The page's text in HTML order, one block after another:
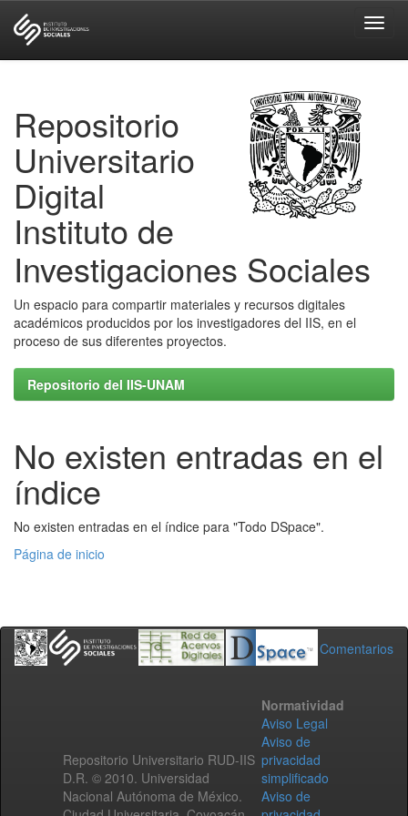
Repositorio
Universitario
Digital
Instituto de
Investigaciones Sociales
Un espacio para compartir materiales y recursos digitales
académicos producidos por los investigadores del IIS, en el
proceso de sus diferentes proyectos.
Repositorio del IIS-UNAM
No existen entradas en el
índice
No existen entradas en el índice para "Todo DSpace".
Página de inicio
Comentarios
Repositorio Universitario RUD-IIS
D.R. © 2010. Universidad
Nacional Autónoma de México.
Normatividad
Aviso Legal
Aviso de
privacidad
simplificado
Aviso de